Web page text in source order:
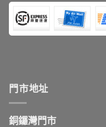
門市地址
銅鑼灣門市